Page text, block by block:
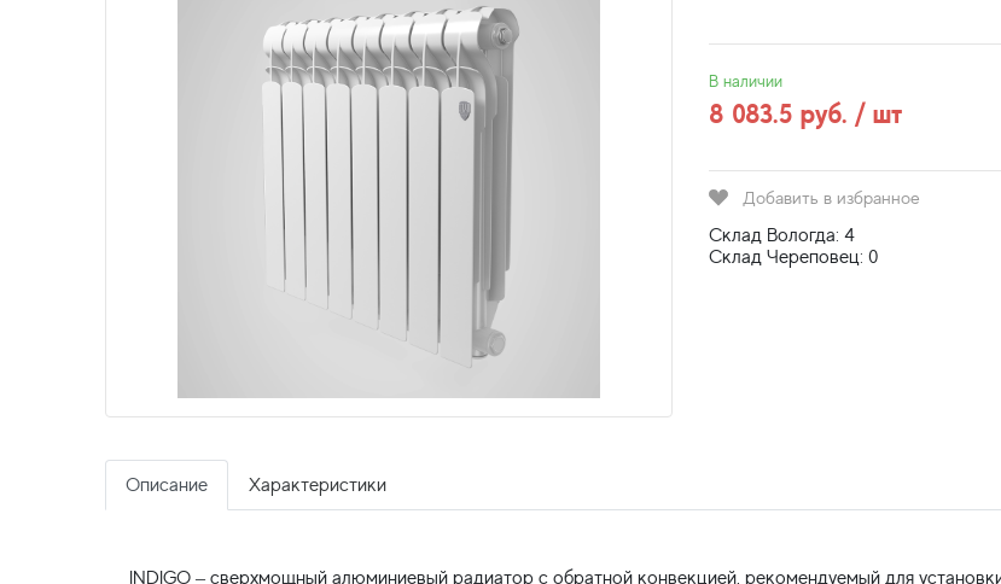
В наличии
8 083.5 руб. / шт
Добавить в избранное
Склад Вологда: 4
Склад Череповец: 0
Описание Характеристики
INDIGO – сверхмощный алюминиевый радиатор с обратной конвекцией, рекомендуемый для